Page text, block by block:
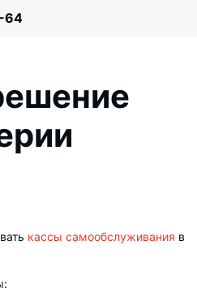
64
кассы самообслуживания в